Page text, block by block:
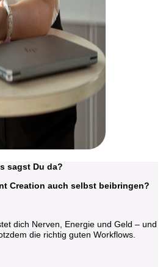
sagst Du da?
Creation auch selbst beibringen?
dich Nerven, Energie und Geld – und
die richtig guten Workflows.